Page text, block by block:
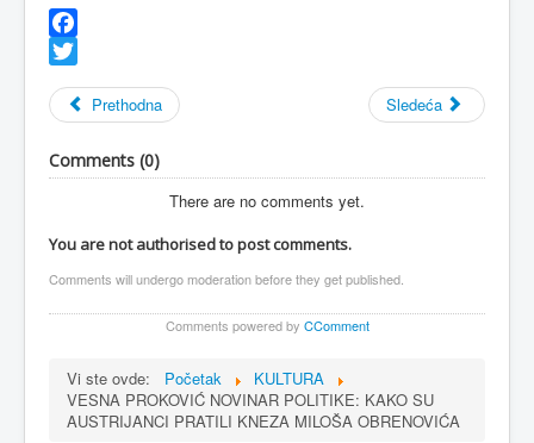
Facebook
Prethodna
Sledeća
Comments (0)
There are no comments yet.
You are not authorised to post comments.
Comments will undergo moderation before they get published.
Comments powered by CComment
Vi ste ovde: Početak
KULTURA
VESNA PROKOVIĆ NOVINAR POLITIKE: KAKO SU
AUSTRIJANCI PRATILI KNEZA MILOŠA OBRENOVIĆA